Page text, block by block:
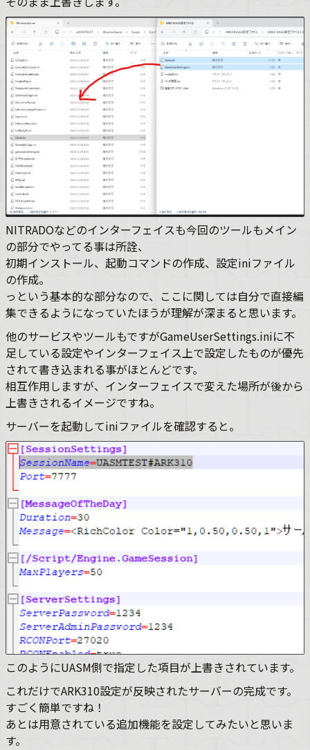
NITRADOなどのインターフェイスも今回のツールもメイン
の部分でやってる事は所詮、
初期インストール、起動コマンドの作成、設定iniファイル
の作成。
っという基本的な部分なので、ここに関しては自分で直接編
集できるようになっていたほうが理解が深まると思います。
他のサービスやツールもですがGameUserSettings.iniに不
足している設定やインターフェイス上で設定したものが優先
されて書き込まれる事がほとんどです。
相互作用しますが、インターフェイスで変えた場所が後から
上書きされるイメージですね。
サーバーを起動してiniファイルを確認すると。
このようにUASM側で指定した項目が上書きされています。
これだけでARK310設定が反映されたサーバーの完成です。
すごく簡単ですね！
あとは用意されている追加機能を設定してみたいと思いま
す。